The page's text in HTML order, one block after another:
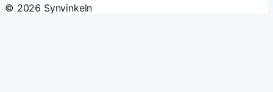
© 2026 Synvinkeln